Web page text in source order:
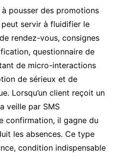
pousser des promotions
servir à fluidifier le
rendez-vous, consignes
questionnaire de
de micro-interactions
de sérieux et de
Lorsqu’un client reçoit un
veille par SMS
confirmation, il gagne du
les absences. Ce type
condition indispensable